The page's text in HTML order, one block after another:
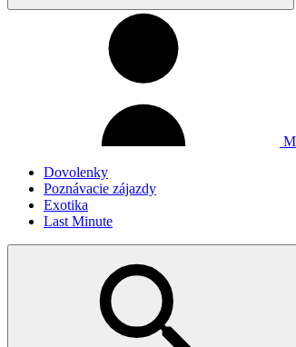
Dovolenky
Poznávacie zájazdy
Exotika
Last Minute